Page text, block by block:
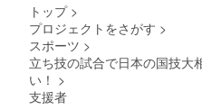
トップ >
プロジェクトをさがす >
スポーツ >
立ち技の試合で日本の国技大
い！ >
支援者